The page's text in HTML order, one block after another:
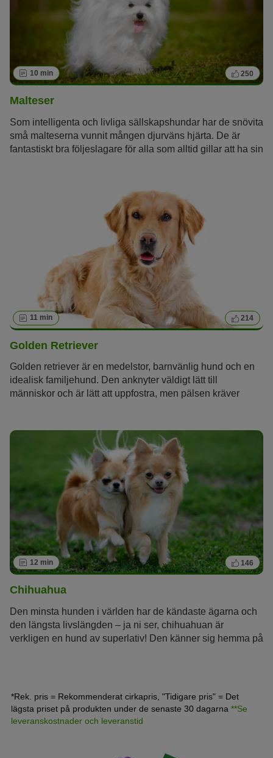
10 min 250
Malteser
Som intelligenta och livliga sällskapshundar har de snövita
små malteserna vunnit mången djurväns hjärta. De är
fantastiskt bra följeslagare för alla som alltid gillar att ha sin
11 min 214
Golden Retriever
Golden retriever är en medelstor, barnvänlig hund och en
idealisk familjehund. Den anknyter väldigt lätt till
människor och är lätt att uppfostra, men pälsen kräver
12 min 146
Chihuahua
Den minsta hunden i världen har de kändaste ägarna och
den längsta livslängden – ja ni ser, chihuahuan är
verkligen en hund av superlativ! Den känner sig hemma på
lyxhund.
*Rek. pris = Rekommenderat cirkapris, "Tidigare pris" = Det
lägsta priset på produkten under de senaste 30 dagarna **Se
leveranskostnader och leveranstid